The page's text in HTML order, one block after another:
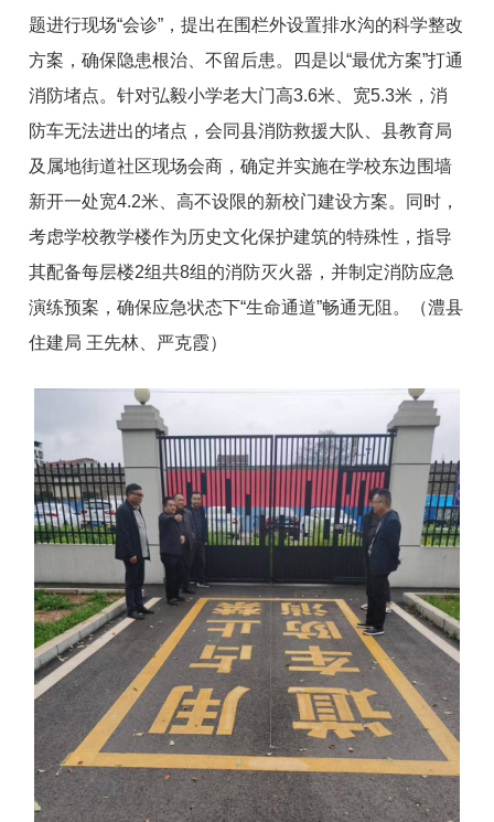
题进行现场“会诊”，提出在围栏外设置排水沟的科学整改
方案，确保隐患根治、不留后患。
四是以“最优方案”打通
消防堵点。针对弘毅小学老大门高3.6米、宽5.3米，消
防车无法进出的堵点 ，会同县消防救援大队、县教育局
及属地街道社区现场会商，确定并实施在学校东边围墙
新开一处宽4.2米、高不设限的新校门建设方案。同时，
考虑学校教学楼作为历史文化保护建筑的特殊性，指导
其配备每层楼2组共8组 的消防灭火器，并制定消防应急
演练预案，确保应急状态下“生命通道”畅通无阻 。（澧县
住建局 王先林、严克霞）